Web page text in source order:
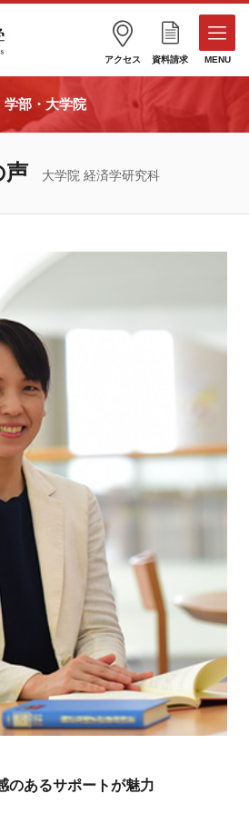
アクセス 資料請求 MENU
学部・大学院
声 大学院 経済学研究科
のあるサポートが魅力